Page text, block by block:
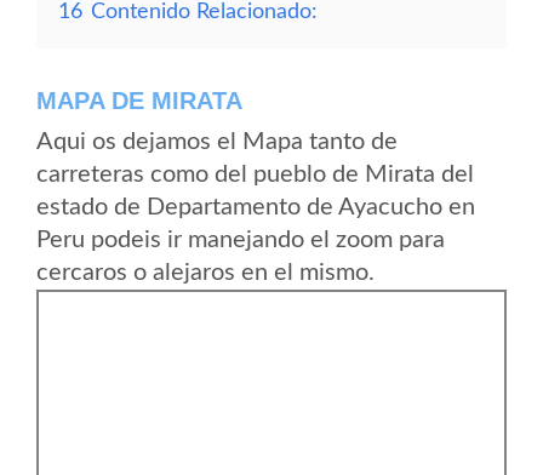
16 Contenido Relacionado:
MAPA DE MIRATA
Aqui os dejamos el Mapa tanto de
carreteras como del pueblo de Mirata del
estado de Departamento de Ayacucho en
Peru podeis ir manejando el zoom para
cercaros o alejaros en el mismo.